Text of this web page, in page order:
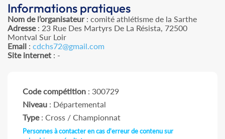
Informations pratiques
Nom de l’organisateur: comité athlétisme de la Sarthe
Adresse: 23 Rue Des Martyrs De La Résista, 72500
Montval Sur Loir
Email : cdchs72@gmail.com
Site internet : -
Code compétition : 300729
Niveau : Départemental
Type: Cross / Championnat
Personnes à contacter en cas d'erreur de contenu sur